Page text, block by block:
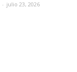
- julio 23, 2026